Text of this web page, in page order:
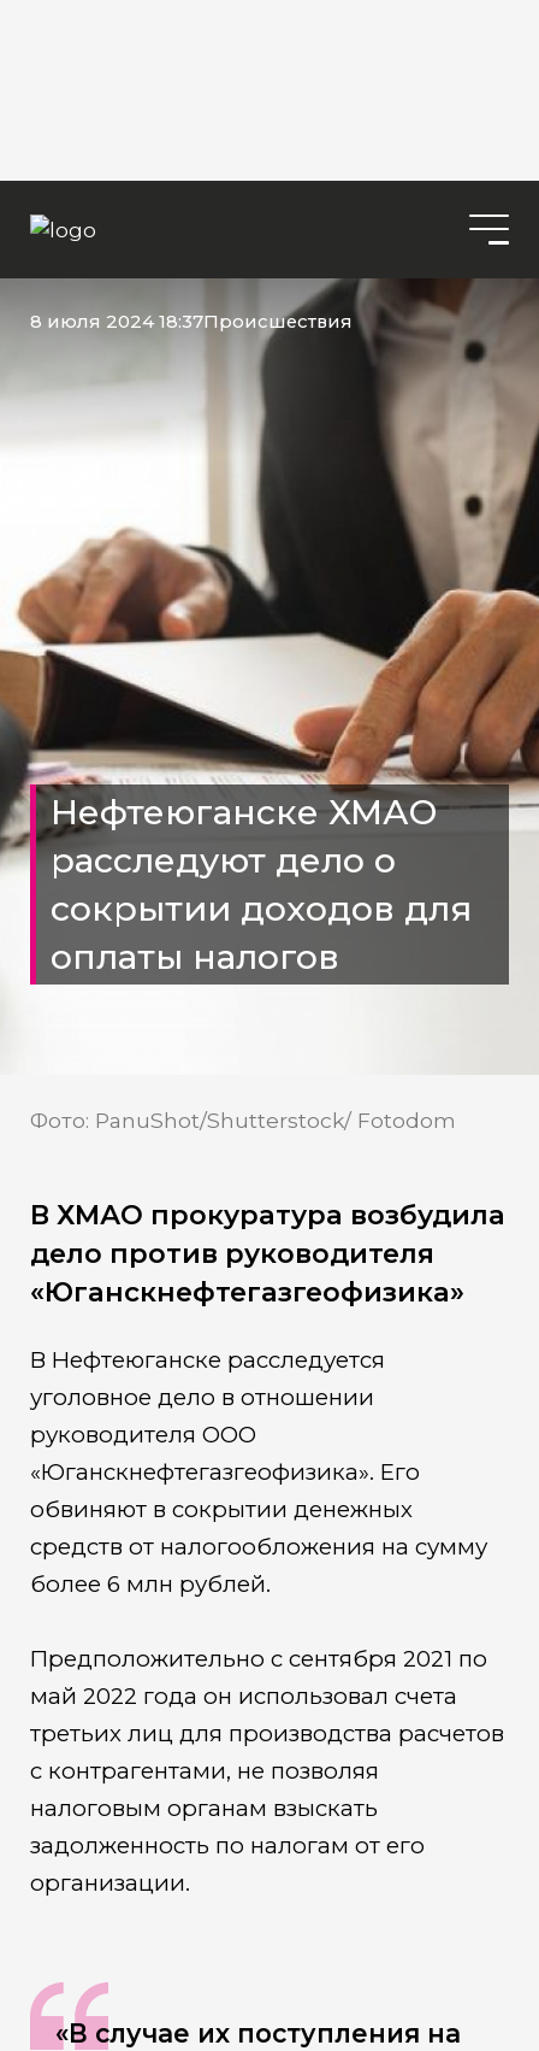
8 июля 2024 18:37Происшествия
Нефтеюганске ХМАО
расследуют дело о
сокрытии доходов для
оплаты налогов
Фото: PanuShot/Shutterstock/ Fotodom
В ХМАО прокуратура возбудила
дело против руководителя
«Юганскнефтегазгеофизика»
В Нефтеюганске расследуется
уголовное дело в отношении
руководителя ООО
«Юганскнефтегазгеофизика». Его
обвиняют в сокрытии денежных
средств от налогообложения на сумму
более 6 млн рублей.
Предположительно с сентября 2021 по
май 2022 года он использовал счета
третьих лиц для производства расчетов
с контрагентами, не позволяя
налоговым органам взыскать
задолженность по налогам от его
организации.
«В случае их поступления на